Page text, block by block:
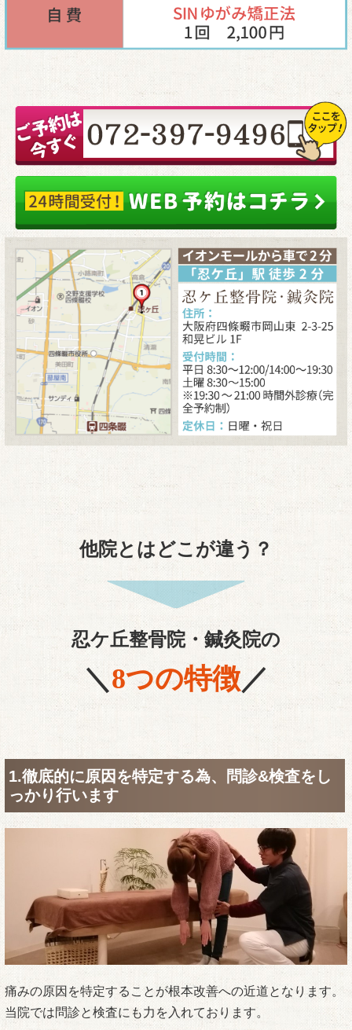
他院とはどこが違う？
忍ケ丘整骨院・鍼灸院の
＼ 8つの特徴／
1.徹底的に原因を特定する為、問診&検査をし
っかり行います
痛みの原因を特定することが根本改善への近道となります。
当院では問診と検査にも力を入れております。